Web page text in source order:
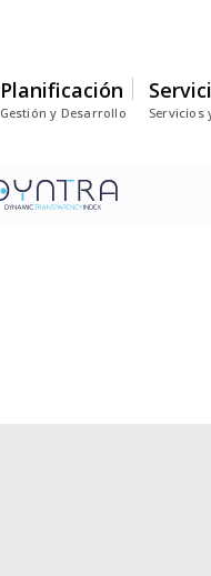
Planificación
Gestión y Desarrollo Servicios